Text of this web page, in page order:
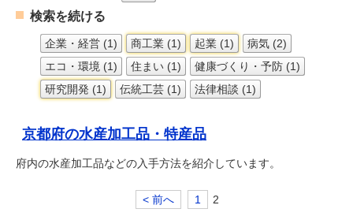
検索を続ける
企業・経営 (1) 商工業 (1) 起業 (1)
病気 (2)
エコ・環境 (1)
住まい (1)
健康づくり・予防 (1)
研究開発 (1)
伝統工芸 (1) 法律相談 (1)
京都府の水産加工品・特産品
府内の水産加工品などの入手方法を紹介しています。
< 前へ 1 2